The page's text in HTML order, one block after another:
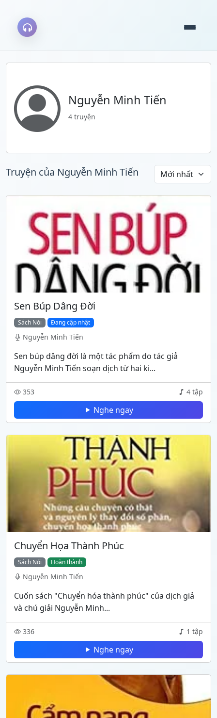
Nguyễn Minh Tiến
4 truyện
Truyện của Nguyễn Minh Tiến
Sen Búp Dâng Đời
Sách Nói Đang cập nhật
Nguyễn Minh Tiến
Sen búp dâng đời là một tác phẩm do tác giả
Nguyễn Minh Tiến soạn dịch từ hai ki...
353 4 tập
Nghe ngay
Chuyển Họa Thành Phúc
Sách Nói Hoàn thành
Nguyễn Minh Tiến
Cuốn sách "Chuyển hóa thành phúc" của dịch giả
và chú giải Nguyễn Minh...
336 1 tập
Nghe ngay